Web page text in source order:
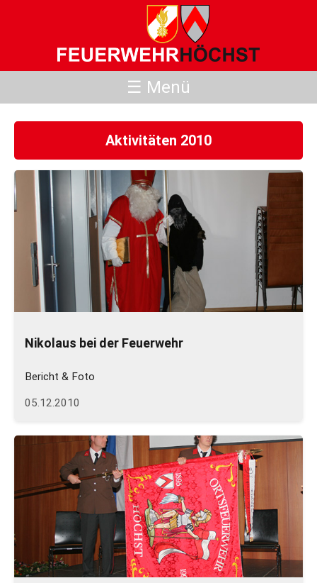
☰ Menü
Aktivitäten 2010
Nikolaus bei der Feuerwehr
Bericht & Foto
05.12.2010